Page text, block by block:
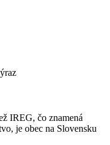
IREG, čo znamená
je obec na Slovensku